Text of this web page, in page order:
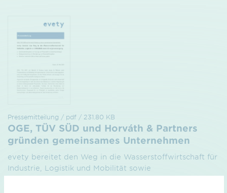
Pressemitteilung / pdf / 231.80 KB
OGE, TÜV SÜD und Horváth & Partners
gründen gemeinsames Unternehmen
evety bereitet den Weg in die Wasserstoffwirtschaft für
Industrie, Logistik und Mobilität sowie